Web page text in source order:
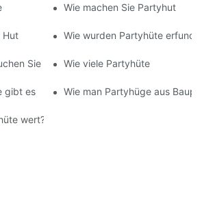
Wie machen Sie Partyhut
Hut Wie wurden Partyhüte
Sie Wie viele Partyhüte
gibt es Wie man Partyhüge aus
wert?